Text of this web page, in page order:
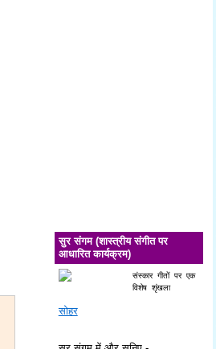
सुर संगम (शास्त्रीय संगीत पर
आधारित कार्यक्रम)
संस्कार गीतों पर एक
विशेष शृंखला
सोहर